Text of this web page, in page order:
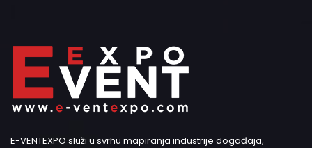
E-VENTEXPO služi u svrhu mapiranja industrije događaja,